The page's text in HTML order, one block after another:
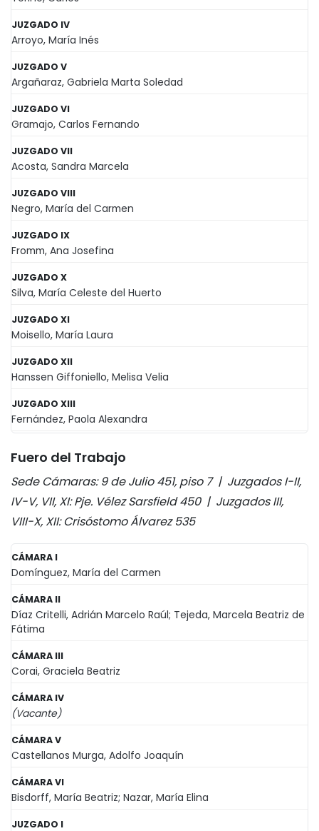
JUZGADO IV
Arroyo, María Inés
JUZGADO V
Argañaraz, Gabriela Marta Soledad
JUZGADO VI
Gramajo, Carlos Fernando
JUZGADO VII
Acosta, Sandra Marcela
JUZGADO VIII
Negro, María del Carmen
JUZGADO IX
Fromm, Ana Josefina
JUZGADO X
Silva, María Celeste del Huerto
JUZGADO XI
Moisello, María Laura
JUZGADO XII
Hanssen Giffoniello, Melisa Velia
JUZGADO XIII
Fernández, Paola Alexandra
Fuero del Trabajo
Sede Cámaras: 9 de Julio 451, piso 7 | Juzgados I-II,
IV-V, VII, XI: Pje. Vélez Sarsfield 450 | Juzgados III,
VIII-X, XII: Crisóstomo Álvarez 535
CÁMARA I
Domínguez, María del Carmen
CÁMARA II
Díaz Critelli, Adrián Marcelo Raúl; Tejeda, Marcela Beatriz de
Fátima
CÁMARA III
Corai, Graciela Beatriz
CÁMARA IV
(Vacante)
CÁMARA V
Castellanos Murga, Adolfo Joaquín
CÁMARA VI
Bisdorff, María Beatriz; Nazar, María Elina
JUZGADO I